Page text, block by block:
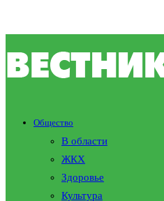
Общество
В области
ЖКХ
Здоровье
Культура